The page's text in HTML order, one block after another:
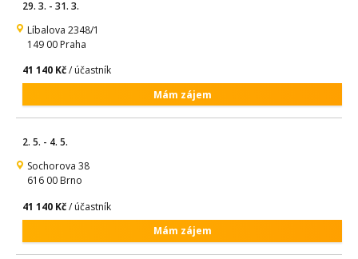
29. 3. - 31. 3.
Líbalova 2348/1
149 00 Praha
41 140 Kč/ účastník
Mám zájem
2. 5. - 4. 5.
Sochorova 38
616 00 Brno
41 140 Kč/ účastník
Mám zájem